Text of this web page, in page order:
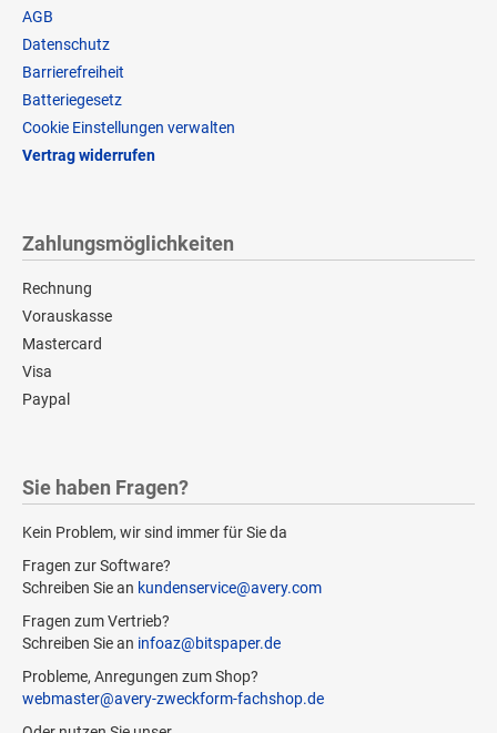
AGB
Datenschutz
Barrierefreiheit
Batteriegesetz
Cookie Einstellungen verwalten
Vertrag widerrufen
Zahlungsmöglichkeiten
Rechnung
Vorauskasse
Mastercard
Visa
Paypal
Sie haben Fragen?
Kein Problem, wir sind immer für Sie da
Fragen zur Software?
Schreiben Sie an kundenservice@avery.com
Fragen zum Vertrieb?
Schreiben Sie an infoaz@bitspaper.de
Probleme, Anregungen zum Shop?
webmaster@avery-zweckform-fachshop.de